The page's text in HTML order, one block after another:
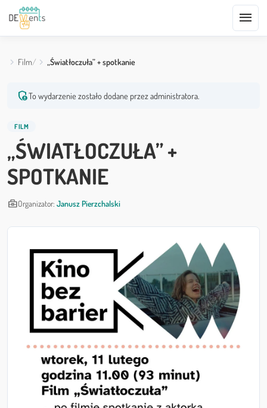
menu
Film „Światłoczuła” + spotkanie
admin_panel_settingsTo wydarzenie zostało dodane przez administratora.
FILM
„ŚWIATŁOCZUŁA” +
SPOTKANIE
business_centerOrganizator: Janusz Pierzchalski